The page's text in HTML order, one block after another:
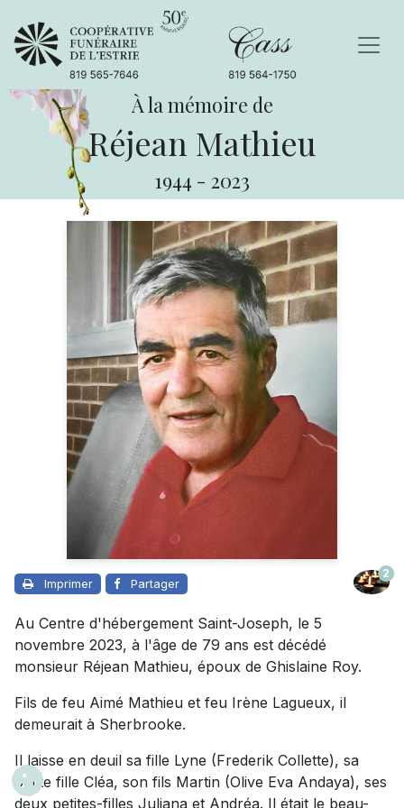
À la mémoire de
Réjean Mathieu
1944 - 2023
Imprimer Partager
2
Au Centre d'hébergement Saint-Joseph, le 5
novembre 2023, à l'âge de 79 ans est décédé
monsieur Réjean Mathieu, époux de Ghislaine Roy.
Fils de feu Aimé Mathieu et feu Irène Lagueux, il
demeurait à Sherbrooke.
Il laisse en deuil sa fille Lyne (Frederik Collette), sa
petite fille Cléa, son fils Martin (Olive Eva Andaya), ses
deux petites-filles Juliana et Andréa. Il était le beau-